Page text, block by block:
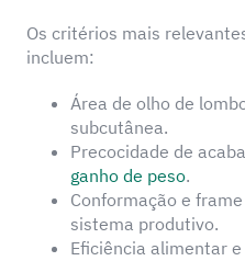
Os critérios mais
incluem:
Área de olho de
subcutânea.
Precocidade de
ganho de peso.
Conformação e
sistema produtivo.
Eficiência alimentar